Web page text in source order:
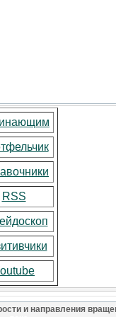
RSS
и направления